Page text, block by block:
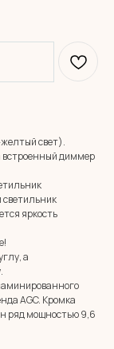
свет).
встроенный диммер
яркость
а
AGC. Кромка
ряд мощностью 9,6